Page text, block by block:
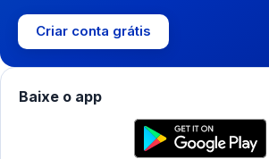
Criar conta grátis
Baixe o app